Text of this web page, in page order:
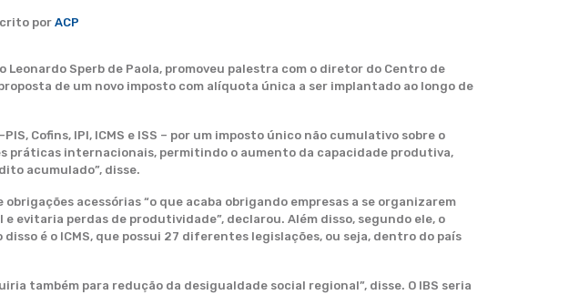
porACP
Sperb de Paola, promoveu palestra com o diretor do Centro de
de um novo imposto com alíquota única a ser implantado ao longo de
Cofins, IPI, ICMS e ISS – por um imposto único não cumulativo sobre o
práticas internacionais, permitindo o aumento da capacidade produtiva,
acumulado”, disse.
acessórias “o que acaba obrigando empresas a se organizarem
evitaria perdas de produtividade”, declarou. Além disso, segundo ele, o
é o ICMS, que possui 27 diferentes legislações, ou seja, dentro do país
também para redução da desigualdade social regional”, disse. O IBS seria